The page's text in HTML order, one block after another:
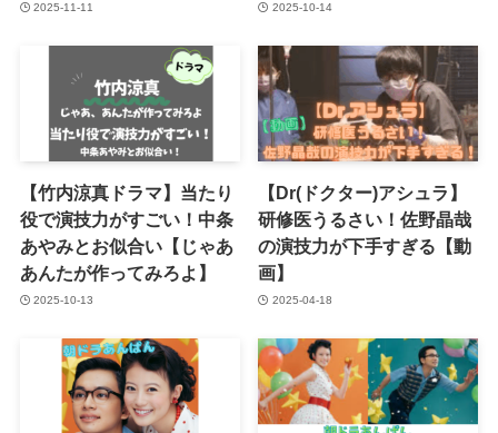
2025-11-11 2025-10-14
【竹内涼真ドラマ】当たり
役で演技力がすごい！中条
あやみとお似合い【じゃあ
あんたが作ってみろよ】
2025-10-13
【Dr(ドクター)アシュラ】
研修医うるさい！佐野晶哉
の演技力が下手すぎる【動
画】
2025-04-18